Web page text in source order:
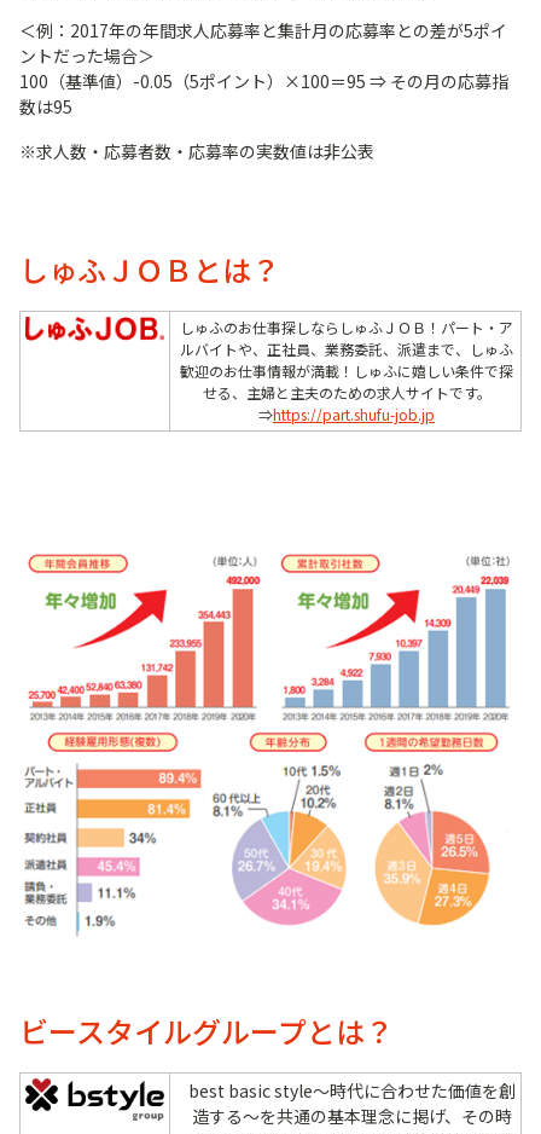
＜例：2017年の年間求人応募率と集計月の応募率との差が5ポイ
ントだった場合＞
100（基準値）-0.05（5ポイント）×100＝95 ⇒ その月の応募指
数は95
※求人数・応募者数・応募率の実数値は非公表
しゅふＪＯＢとは？
しゅふのお仕事探しならしゅふＪＯＢ！パート・ア
ルバイトや、正社員、業務委託、派遣まで、しゅふ
歓迎のお仕事情報が満載！しゅふに嬉しい条件で探
せる、主婦と主夫のための求人サイトです。
⇒https://part.shufu-job.jp
ビースタイルグループとは？
best basic style～時代に合わせた価値を創
造する～を共通の基本理念に掲げ、その時